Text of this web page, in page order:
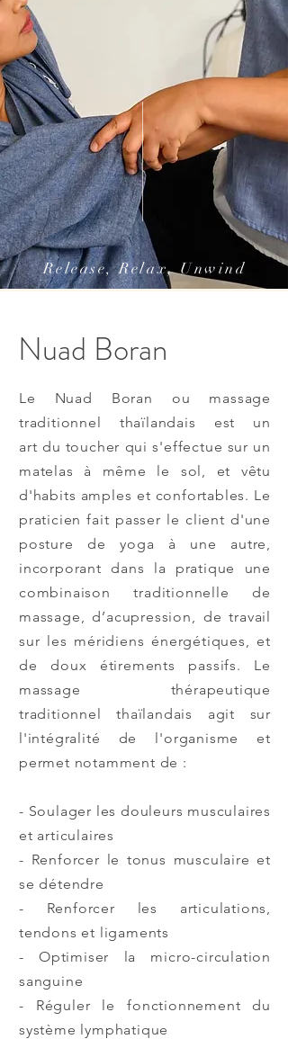
Release, Relax, Unwind
Nuad Boran
Le Nuad Boran ou massage
traditionnel thaïlandais est un
art du toucher qui s'effectue sur un
matelas à même le sol, et vêtu
d'habits amples et confortables. Le
praticien fait passer le client d'une
posture de yoga à une autre,
incorporant dans la pratique une
combinaison traditionnelle de
massage, d’acupression, de travail
sur les méridiens énergétiques, et
de doux étirements passifs. Le
massage thérapeutique
traditionnel thaïlandais agit sur
l'intégralité de l'organisme et
permet notamment de :
- Soulager les douleurs musculaires
et articulaires
- Renforcer le tonus musculaire et
se détendre
- Renforcer les articulations,
tendons et ligaments
- Optimiser la micro-circulation
sanguine
- Réguler le fonctionnement du
système lymphatique